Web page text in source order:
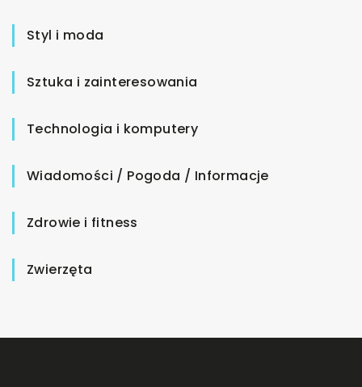
Styl i moda
Sztuka i zainteresowania
Technologia i komputery
Wiadomości / Pogoda / Informacje
Zdrowie i fitness
Zwierzęta